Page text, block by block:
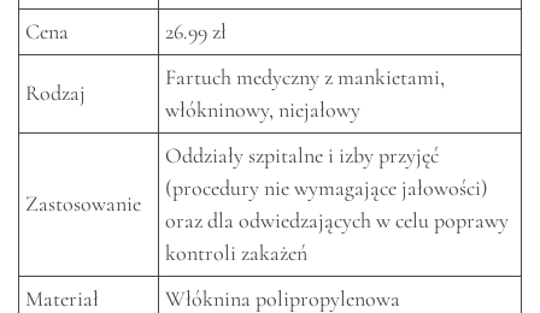
Cena
26.99 zł
Rodzaj
Fartuch medyczny z mankietami,
włókninowy, niejałowy
Zastosowanie
Oddziały szpitalne i izby przyjęć
(procedury nie wymagające jałowości)
oraz dla odwiedzających w celu poprawy
kontroli zakażeń
Materiał
Włóknina polipropylenowa